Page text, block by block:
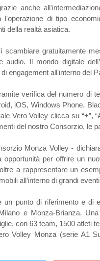
anche
l'operazione di tipo
della realtà asiatica.
scambiare gratuitamente
audio. Il mondo digitale
engagement all'interno del
verifica del numero di
iOS, Windows Phone,
Vero Volley clicca su “+”,
del nostro Consorzio, le
Monza Volley -
opportunità per offrire un
a rappresentare un
all’interno di grandi
un punto di riferimento e di
e Monza-Brianza.
con 63 team, 1500 atleti
Volley Monza (serie A1